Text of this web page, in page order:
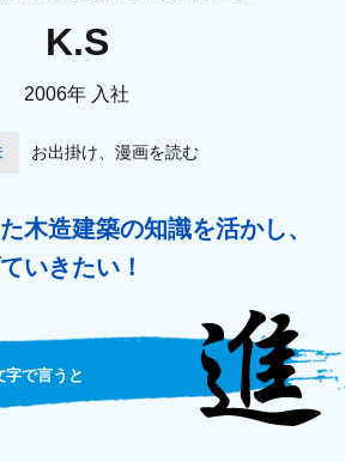
K.S
2006年 入社
お出掛け、漫画を読む
木造建築の知識を活かし、
いきたい！
字で言うと